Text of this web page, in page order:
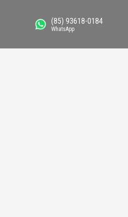
(85) 93618-0184
WhatsApp